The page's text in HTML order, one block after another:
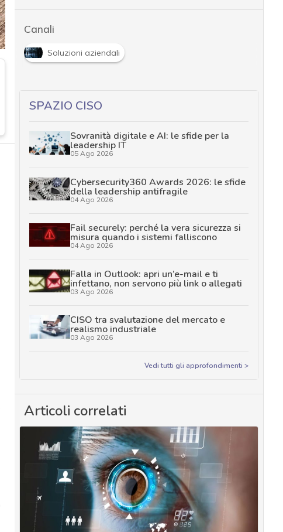
Canali
Soluzioni aziendali
SPAZIO CISO
Sovranità digitale e AI: le sfide per la
leadership IT
05 Ago 2026
Cybersecurity360 Awards 2026: le sfide
della leadership antifragile
04 Ago 2026
Fail securely: perché la vera sicurezza si
misura quando i sistemi falliscono
04 Ago 2026
Falla in Outlook: apri un’e-mail e ti
infettano, non servono più link o allegati
03 Ago 2026
CISO tra svalutazione del mercato e
realismo industriale
03 Ago 2026
Vedi tutti gli approfondimenti >
Articoli correlati